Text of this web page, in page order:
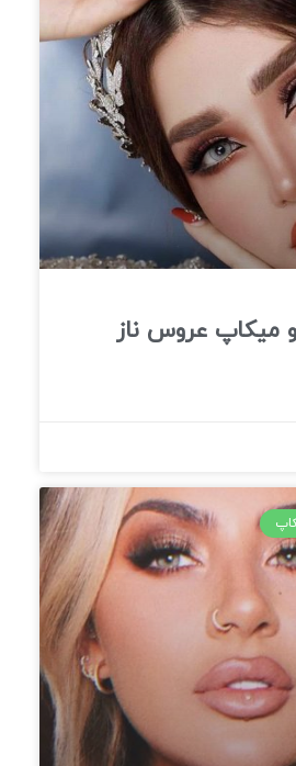
میکاپ عروس ناز